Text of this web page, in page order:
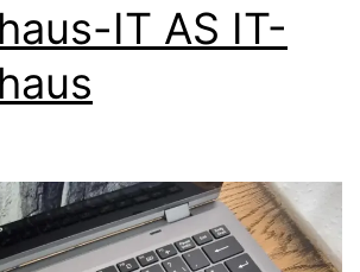
IT AS IT-